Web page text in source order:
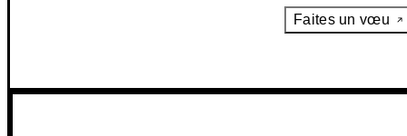
Faites un vœu